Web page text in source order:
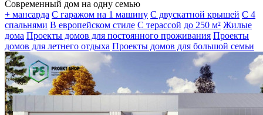
Современный дом на одну семью
+ мансарда С гаражом на 1 машину С двускатной крышей С 4
спальнями В европейском стиле С терассой до 250 м² Жилые
дома Проекты домов для постоянного проживания Проекты
домов для летнего отдыха Проекты домов для большой семьи